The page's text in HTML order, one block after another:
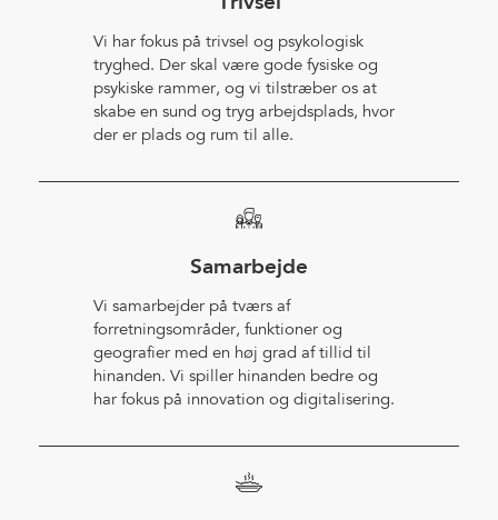
Vi har fokus på trivsel og psykologisk
tryghed. Der skal være gode fysiske og
psykiske rammer, og vi tilstræber os at
skabe en sund og tryg arbejdsplads, hvor
der er plads og rum til alle.
Samarbejde
Vi samarbejder på tværs af
forretningsområder, funktioner og
geografier med en høj grad af tillid til
hinanden. Vi spiller hinanden bedre og
har fokus på innovation og digitalisering.